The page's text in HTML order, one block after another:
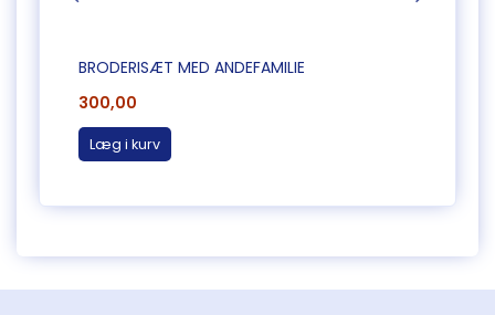
BRODERISÆT MED ANDEFAMILIE
300,00
Læg i kurv